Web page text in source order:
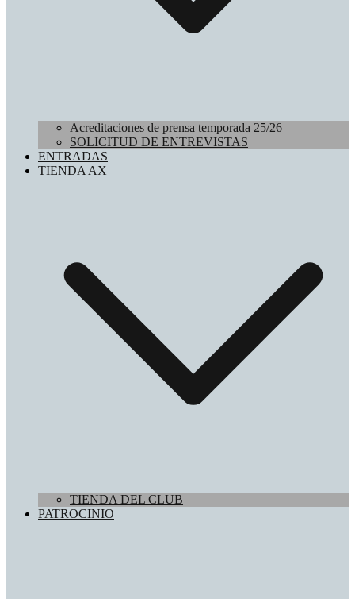
Acreditaciones de prensa temporada 25/26
SOLICITUD DE ENTREVISTAS
ENTRADAS
TIENDA AX
TIENDA DEL CLUB
PATROCINIO